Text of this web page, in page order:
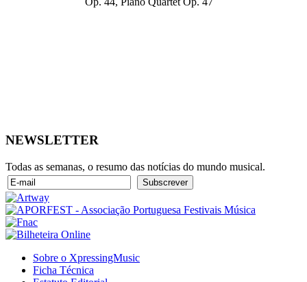
NEWSLETTER
Todas as semanas, o resumo das notícias do mundo musical.
Sobre o XpressingMusic
Ficha Técnica